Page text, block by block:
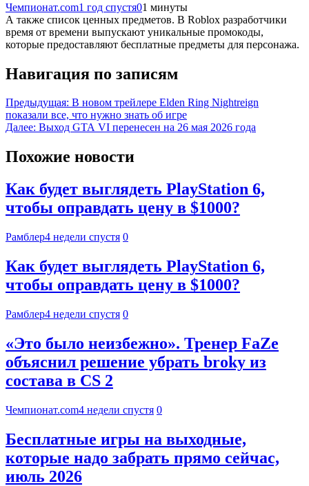
Чемпионат.com1 год спустя01 минуты
А также список ценных предметов. В Roblox разработчики
время от времени выпускают уникальные промокоды,
которые предоставляют бесплатные предметы для персонажа.
Навигация по записям
Предыдущая: В новом трейлере Elden Ring Nightreign
показали все, что нужно знать об игре
Далее: Выход GTA VI перенесен на 26 мая 2026 года
Похожие новости
Как будет выглядеть PlayStation 6,
чтобы оправдать цену в $1000?
Рамблер4 недели спустя 0
Как будет выглядеть PlayStation 6,
чтобы оправдать цену в $1000?
Рамблер4 недели спустя 0
«Это было неизбежно». Тренер FaZe
объяснил решение убрать broky из
состава в CS 2
Чемпионат.com4 недели спустя 0
Бесплатные игры на выходные,
которые надо забрать прямо сейчас,
июль 2026